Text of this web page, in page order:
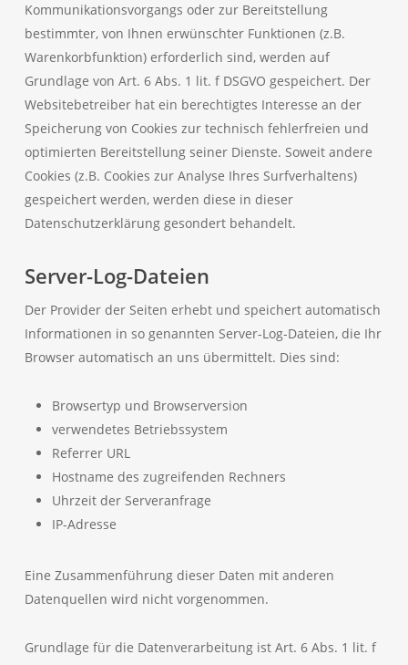
Kommunikationsvorgangs oder zur Bereitstellung
bestimmter, von Ihnen erwünschter Funktionen (z.B.
Warenkorbfunktion) erforderlich sind, werden auf
Grundlage von Art. 6 Abs. 1 lit. f DSGVO gespeichert. Der
Websitebetreiber hat ein berechtigtes Interesse an der
Speicherung von Cookies zur technisch fehlerfreien und
optimierten Bereitstellung seiner Dienste. Soweit andere
Cookies (z.B. Cookies zur Analyse Ihres Surfverhaltens)
gespeichert werden, werden diese in dieser
Datenschutzerklärung gesondert behandelt.
Server-Log-Dateien
Der Provider der Seiten erhebt und speichert automatisch
Informationen in so genannten Server-Log-Dateien, die Ihr
Browser automatisch an uns übermittelt. Dies sind:
Browsertyp und Browserversion
verwendetes Betriebssystem
Referrer URL
Hostname des zugreifenden Rechners
Uhrzeit der Serveranfrage
IP-Adresse
Eine Zusammenführung dieser Daten mit anderen
Datenquellen wird nicht vorgenommen.
Grundlage für die Datenverarbeitung ist Art. 6 Abs. 1 lit. f